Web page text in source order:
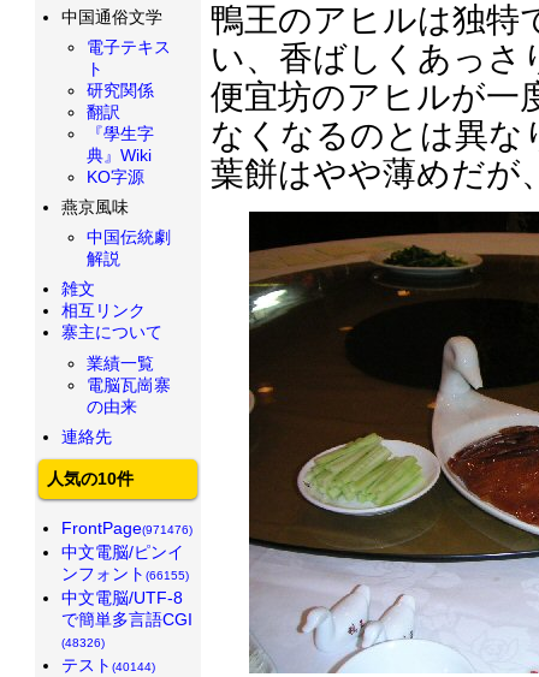
鴨王のアヒルは独特
い、香ばしくあっさ
便宜坊のアヒルが一
なくなるのとは異な
葉餅はやや薄めだが
中国通俗文学
電子テキス
ト
研究関係
翻訳
『學生字
典』Wiki
KO字源
燕京風味
中国伝統劇
解説
雑文
相互リンク
寨主について
業績一覧
電脳瓦崗寨
の由来
連絡先
人気の10件
FrontPage(971476)
中文電脳/ピンイ
ンフォント (66155)
中文電脳/UTF-8
で簡単多言語CGI
(48326)
テスト (40144)